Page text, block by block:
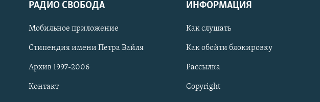
СОЦИАЛЬНЫЕ СЕТИ
РАДИО СВОБОДА
Мобильное приложение
Стипендия имени Петра Вайля
Архив 1997-2006
Контакт
ИНФОРМАЦИЯ
Как слушать
Как обойти блокировку
Рассылка
Copyright